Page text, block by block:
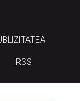
RSS